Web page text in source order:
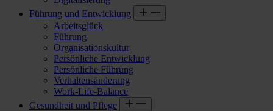
Führung und Entwicklung
Arbeitsglück
Führung
Organisationskultur
Persönliche Entwicklung
Persönliche Führung
Verhaltensänderung
Work-Life-Balance
Gesundheit und Pflege